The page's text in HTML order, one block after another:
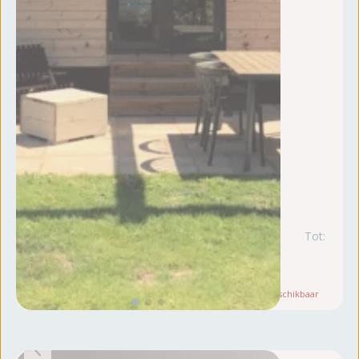
Tot:
Let op: Slechts beschikbaar